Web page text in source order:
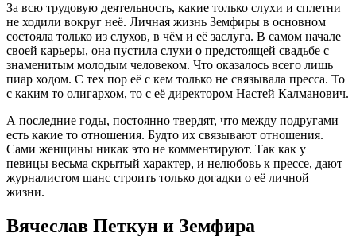
За всю трудовую деятельность, какие только слухи и сплетни
не ходили вокруг неё. Личная жизнь Земфиры в основном
состояла только из слухов, в чём и её заслуга. В самом начале
своей карьеры, она пустила слухи о предстоящей свадьбе с
знаменитым молодым человеком. Что оказалось всего лишь
пиар ходом. С тех пор её с кем только не связывала пресса. То
с каким то олигархом, то с её директором Настей Калманович.
А последние годы, постоянно твердят, что между подругами
есть какие то отношения. Будто их связывают отношения.
Сами женщины никак это не комментируют. Так как у
певицы весьма скрытый характер, и нелюбовь к прессе, дают
журналистом шанс строить только догадки о её личной
жизни.
Вячеслав Петкун и Земфира